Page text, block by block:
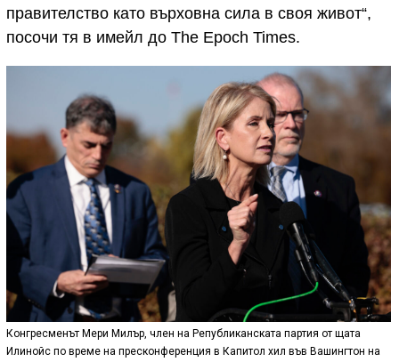
правителство като върховна сила в своя живот“,
посочи тя в имейл до The Epoch Times.
Конгресменът Мери Милър, член на Републиканската партия от щата
Илинойс по време на пресконференция в Капитол хил във Вашингтон на